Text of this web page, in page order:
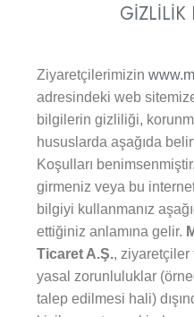
GİZLİLİK
Ziyaretçilerimizin
adresindeki web
bilgilerin gizliliği,
hususlarda aşağıda
Koşulları
girmeniz veya bu
bilgiyi kullanmanız
ettiğiniz anlamına gelir.
Ticaret A.Ş., ziyaretçiler
yasal zorunluluklar
talep edilmesi hali)